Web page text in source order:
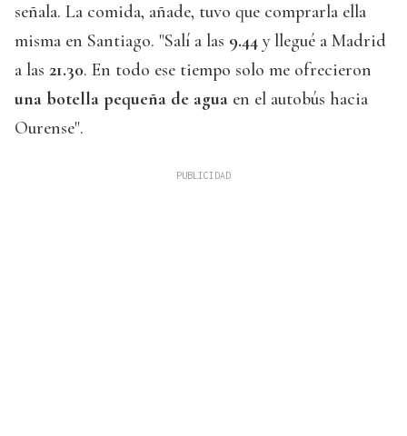
señala. La comida, añade, tuvo que comprarla ella
misma en Santiago. "Salí a las 9.44 y llegué a Madrid
a las 21.30. En todo ese tiempo solo me ofrecieron
una botella pequeña de agua en el autobús hacia
Ourense".